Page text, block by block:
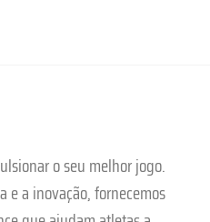
o seu melhor jogo.
e a inovação, fornecemos